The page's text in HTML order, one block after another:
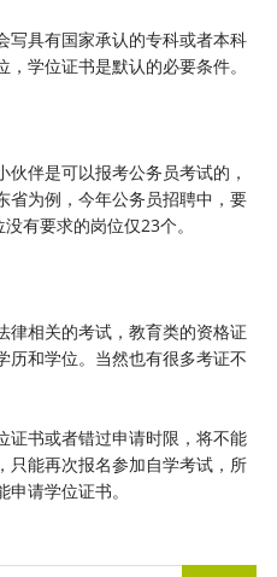
具有国家承认的专科或者本科
学位证书是默认的必要条件。
伴是可以报考公务员考试的，
省为例，今年公务员招聘中，要
有要求的岗位仅23个。
相关的考试，教育类的资格证
历和学位。当然也有很多考证不
书或者错过申请时限，将不能
只能再次报名参加自学考试，所
请学位证书。